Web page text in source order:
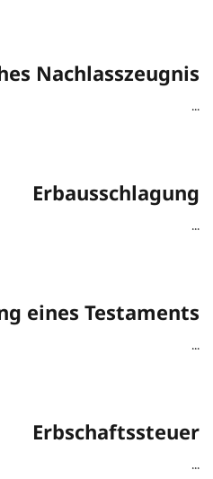
Nachlasszeugnis
...
Erbausschlagung
...
eines Testaments
...
Erbschaftssteuer
...